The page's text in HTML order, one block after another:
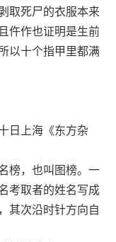
取死尸的衣服本来
仵作也证明是生前
以十个指甲里都满
上海《东方杂
，也叫图榜。一
考取者的姓名写成
其次沿时针方向自